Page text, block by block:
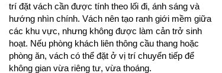
trí đặt vách cần được tính theo lối đi, ánh sáng và
hướng nhìn chính. Vách nên tạo ranh giới mềm giữa
các khu vực, nhưng không được làm cản trở sinh
hoạt. Nếu phòng khách liên thông cầu thang hoặc
phòng ăn, vách có thể đặt ở vị trí chuyển tiếp để
không gian vừa riêng tư, vừa thoáng.